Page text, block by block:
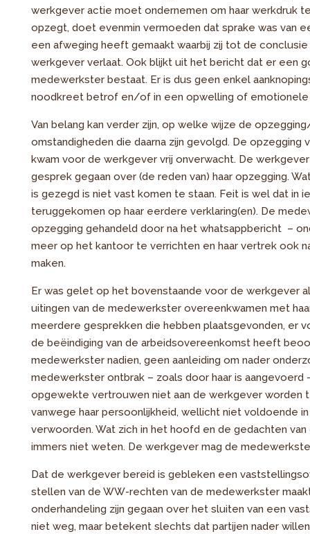
werkgever actie moet ondernemen om haar werkdruk
opzegt, doet evenmin vermoeden dat sprake was van
een afweging heeft gemaakt waarbij zij tot de
werkgever verlaat. Ook blijkt uit het bericht dat er een
medewerkster bestaat. Er is dus geen enkel
noodkreet betrof en/of in een opwelling of
Van belang kan verder zijn, op welke wijze de
omstandigheden die daarna zijn gevolgd. De
kwam voor de werkgever vrij onverwacht. De
gesprek gegaan over (de reden van) haar opzegging.
is gezegd is niet vast komen te staan. Feit is wel dat in
teruggekomen op haar eerdere verklaring(en). De
opzegging gehandeld door na het whatsappbericht –
meer op het kantoor te verrichten en haar vertrek ook
maken.
Er was gelet op het bovenstaande voor de werkgever
uitingen van de medewerkster overeenkwamen met
meerdere gesprekken die hebben plaatsgevonden, er
de beëindiging van de arbeidsovereenkomst heeft
medewerkster nadien, geen aanleiding om nader
medewerkster ontbrak – zoals door haar is
opgewekte vertrouwen niet aan de werkgever worden
vanwege haar persoonlijkheid, wellicht niet voldoende
verwoorden. Wat zich in het hoofd en de gedachten
immers niet weten. De werkgever mag de
Dat de werkgever bereid is gebleken een
stellen van de WW-rechten van de medewerkster
onderhandeling zijn gegaan over het sluiten van een
niet weg, maar betekent slechts dat partijen nader